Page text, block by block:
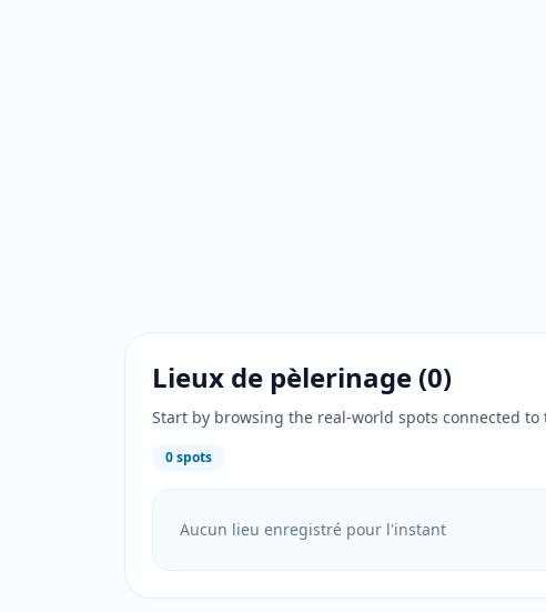
Lieux de pèlerinage (0)
Start by browsing the real-world spots connected
0spots
Aucun lieu enregistré pour l'instant